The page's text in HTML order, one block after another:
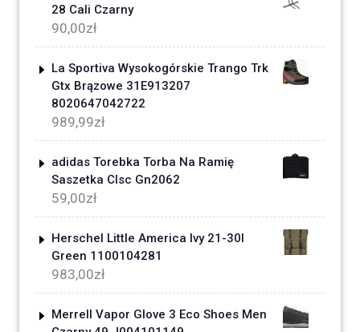
28 Cali Czarny
90,00zł
La Sportiva Wysokogórskie Trango Trk
Gtx Brązowe 31E913207
8020647042722
989,99zł
adidas Torebka Torba Na Ramię
Saszetka Clsc Gn2062
59,00zł
Herschel Little America Ivy 21-30l
Green 1100104281
983,00zł
Merrell Vapor Glove 3 Eco Shoes Men